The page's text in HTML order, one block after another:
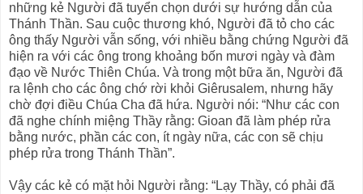
những kẻ Người đã tuyển chọn dưới sự hướng dẫn của
Thánh Thần. Sau cuộc thương khó, Người đã tỏ cho các
ông thấy Người vẫn sống, với nhiều bằng chứng Người đã
hiện ra với các ông trong khoảng bốn mươi ngày và đàm
đạo về Nước Thiên Chúa. Và trong một bữa ăn, Người đã
ra lệnh cho các ông chớ rời khỏi Giêrusalem, nhưng hãy
chờ đợi điều Chúa Cha đã hứa. Người nói: “Như các con
đã nghe chính miệng Thầy rằng: Gioan đã làm phép rửa
bằng nước, phần các con, ít ngày nữa, các con sẽ chịu
phép rửa trong Thánh Thần”.
Vậy các kẻ có mặt hỏi Người rằng: “Lạy Thầy, có phải đã